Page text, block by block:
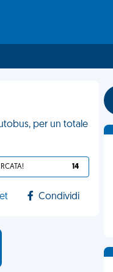
per un totale
14
Condividi